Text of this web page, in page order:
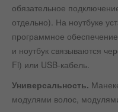
обязательное
отдельно). На ноутбуке
программное
и ноутбук связываются
Fi) или USB-кабель.
Универсальность.
модулями волос,